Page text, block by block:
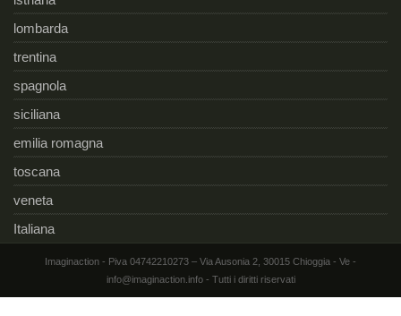
lombarda
trentina
spagnola
siciliana
emilia romagna
toscana
veneta
Italiana
Imaginaction - Piva 04742210273 – Via Ausonia 2, 30015 Chioggia - Ve -
info@imaginaction.info - Tutti i diritti riservati